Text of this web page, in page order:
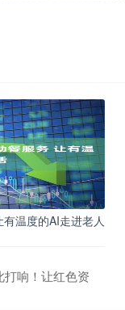
温度的AI走进老人
响！让红色资